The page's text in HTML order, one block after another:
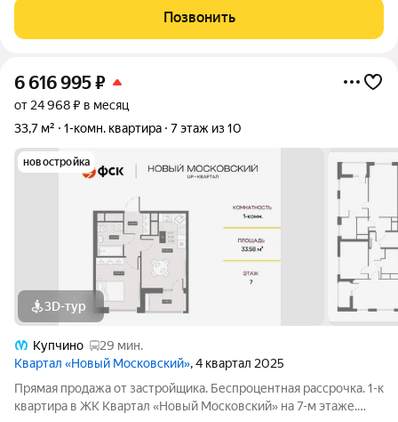
обставите мебелью и техникой и можно сразу проживать или
Позвонить
6 616 995₽
от 24 968 ₽ в месяц
33,7 м²
1-комн. квартира 7 этаж из 10
новостройка
3D-тур
Купчино
29 мин.
Квартал «Новый Московский», 4 квартал 2025
Прямая продажа от застройщика. Беспроцентная рассрочка. 1-к
квартира в ЖК Квартал «Новый Московский» на 7-м этаже.